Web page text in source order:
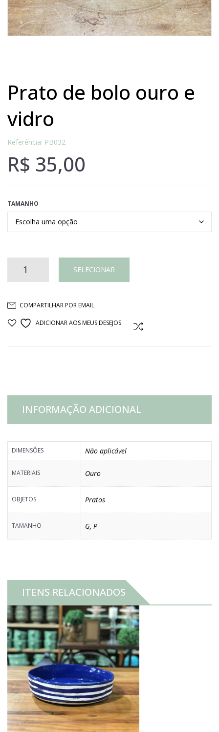
prato de bolo ouro e
vidro
Referência: PB032
R$ 35,00
TAMANHO
PRATO
BOLO
quantidade
SELECIONAR
COMPARTILHAR POR EMAIL
ADICIONAR AOS MEUS DESEJOS
INFORMAÇÃO ADICIONAL
DIMENSÕES Não aplicável
MATERIAIS Ouro
OBJETOS Pratos
TAMANHO G, P
ITENS RELACIONADOS